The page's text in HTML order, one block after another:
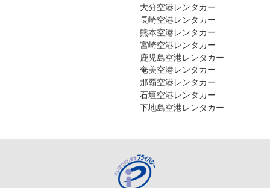
大分空港レンタカー
長崎空港レンタカー
熊本空港レンタカー
宮崎空港レンタカー
鹿児島空港レンタカー
奄美空港レンタカー
那覇空港レンタカー
石垣空港レンタカー
下地島空港レンタカー